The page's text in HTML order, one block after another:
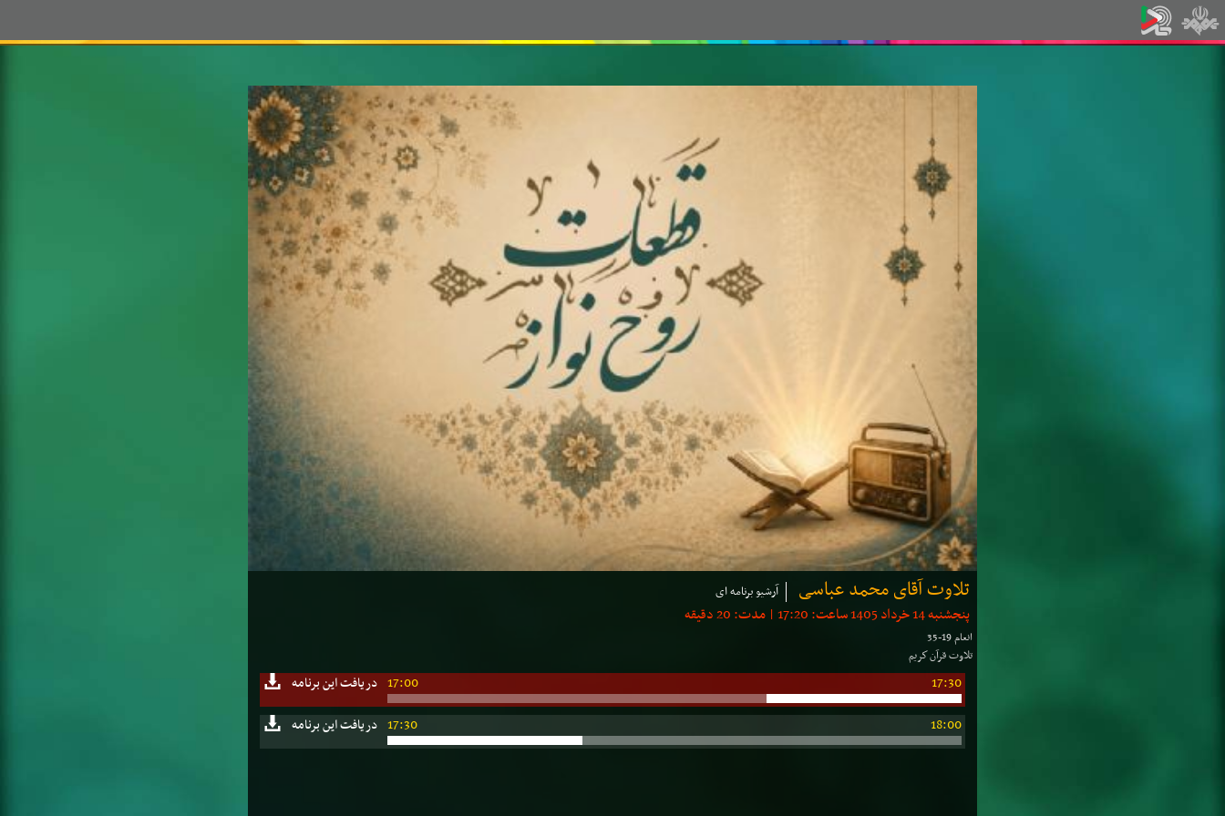
تلاوت آقای محمد عباسی آرشیو برنامه ای
پنجشنبه 14 خرداد 1405 ساعت: 17:20 | مدت: 20 دقیقه
انعام 19-35
تلاوت قرآن كریم
دریافت این برنامه 17:00
17:30
دریافت این برنامه 17:30 18:00